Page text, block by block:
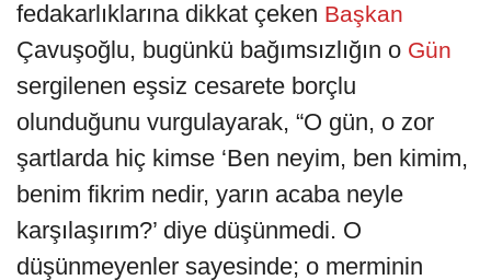
fedakarlıklarına dikkat çeken Başkan
Çavuşoğlu, bugünkü bağımsızlığın o Gün
sergilenen eşsiz cesarete borçlu
olunduğunu vurgulayarak, “O gün, o zor
şartlarda hiç kimse ‘Ben neyim, ben kimim,
benim fikrim nedir, yarın acaba neyle
karşılaşırım?’ diye düşünmedi. O
düşünmeyenler sayesinde; o merminin